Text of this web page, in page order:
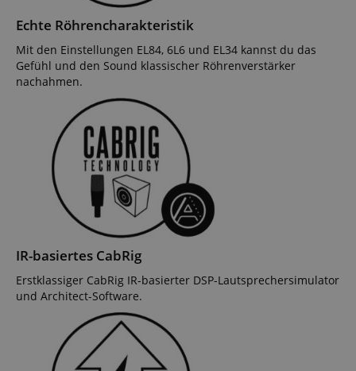
Echte Röhrencharakteristik
Mit den Einstellungen EL84, 6L6 und EL34 kannst du das
Gefühl und den Sound klassischer Röhrenverstärker
nachahmen.
IR-basiertes CabRig
Erstklassiger CabRig IR-basierter DSP-Lautsprechersimulator
und Architect-Software.